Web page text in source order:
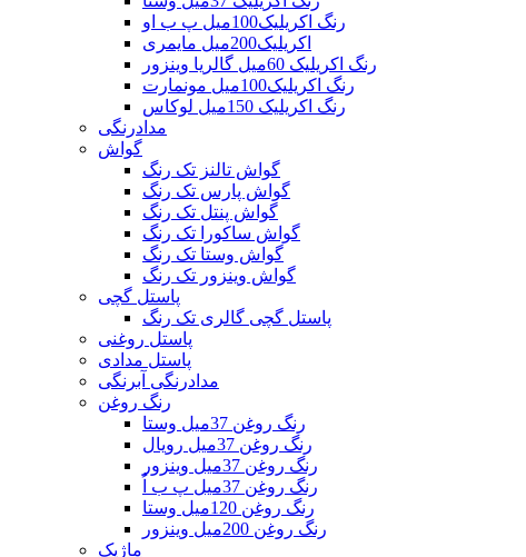
رنگ اکریلیک100میل پ ب او
اکریلیک200میل مایمری
رنگ اکریلیک 60میل گالریا وینزور
رنگ اکریلیک100میل مونمارت
رنگ اکریلیک 150میل لوکاس
مدادرنگی
گواش
گواش تالنز تک رنگ
گواش پارس تک رنگ
گواش پنتل تک رنگ
گواش ساکورا تک رنگ
گواش وستا تک رنگ
گواش وینزور تک رنگ
پاستل گچی
پاستل گچی گالری تک رنگ
پاستل روغنی
پاستل مدادی
مدادرنگی آبرنگی
رنگ روغن
رنگ روغن 37میل وستا
رنگ روغن 37میل رویال
رنگ روغن 37میل وینزور
رنگ روغن 37میل پ ب اُ
رنگ روغن 120میل وستا
رنگ روغن 200میل وینزور
ماژیک